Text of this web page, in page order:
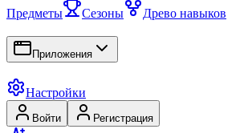
Предметы
Сезоны Древо навыков
Приложения
Настройки
Войти Регистрация